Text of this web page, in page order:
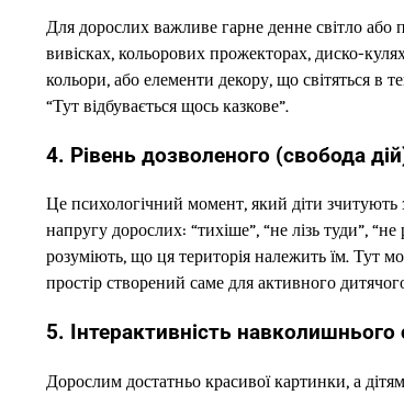
Для дорослих важливе гарне денне світло або
вивісках, кольорових прожекторах, диско-
кольори, або елементи декору, що світяться в
“Тут відбувається щось казкове”.
4. Рівень дозволеного (свобода
Це психологічний момент, який діти
напругу дорослих: “тихіше”, “не лізь туди”,
розуміють, що ця територія належить їм. Тут
простір створений саме для активного
5. Інтерактивність
Дорослим достатньо красивої картинки, а